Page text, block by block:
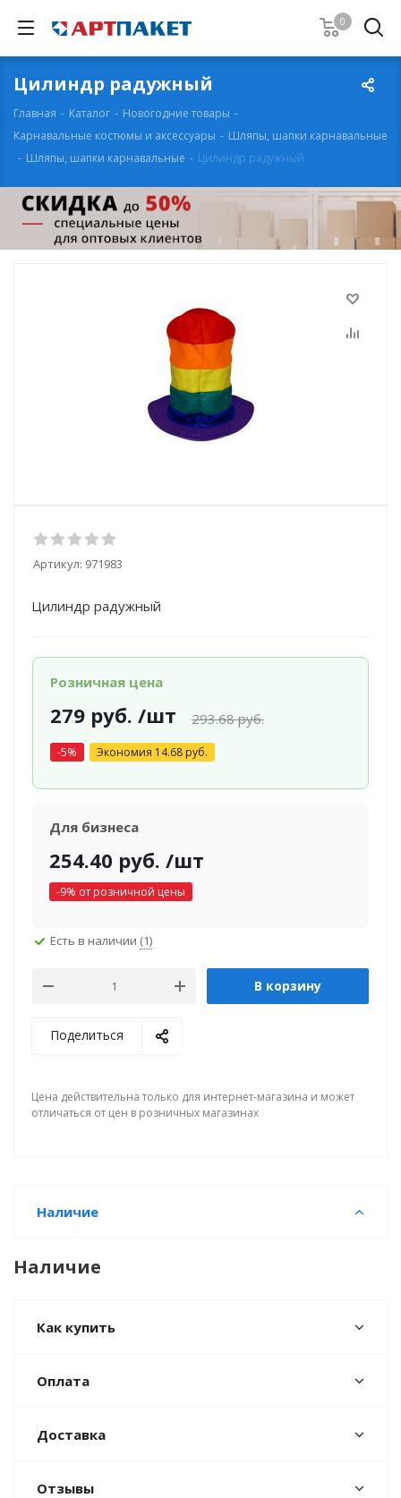
0
Цилиндр радужный
Главная - Каталог - Новогодние товары -
Карнавальные костюмы и аксессуары - Шляпы, шапки карнавальные
- Шляпы, шапки карнавальные - Цилиндр радужный
Артикул: 971983
Цилиндр радужный
Розничная цена
279руб. /шт 293.68руб.
-5% Экономия 14.68руб.
Для бизнеса
254.40 руб. /шт
-9% от розничной цены
Есть в наличии (1)
В корзину
Поделиться
Цена действительна только для интернет-магазина и может
отличаться от цен в розничных магазинах
Наличие
Наличие
Как купить
Оплата
Доставка
Отзывы